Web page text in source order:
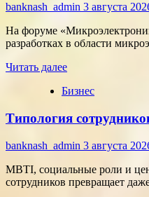
меняют
к
онлайн-
banknash_admin 3 августа
На форуме
разработках в области
Читать далееПрочитать
о
компаний
«Элемент»
развивает
сотрудничество
с
центрами
Бизнес
Типология
banknash_admin 3 августа
MBTI, социальные роли и
сотрудников превращает